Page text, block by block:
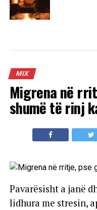
MIX
Migrena në
shumë të rinj
Pavarësisht a janë
lidhura me stresin,